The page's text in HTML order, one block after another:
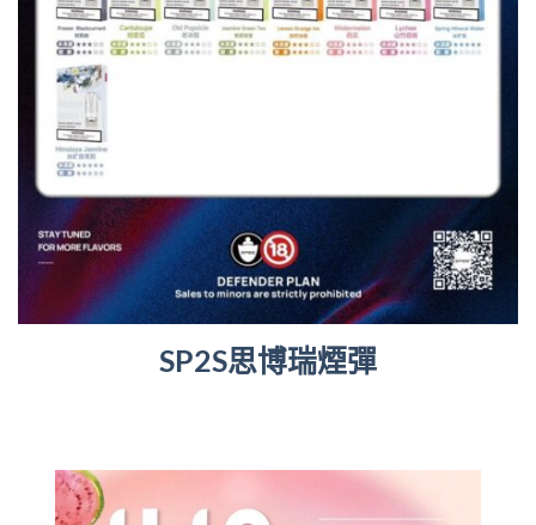
SP2S思博瑞煙彈